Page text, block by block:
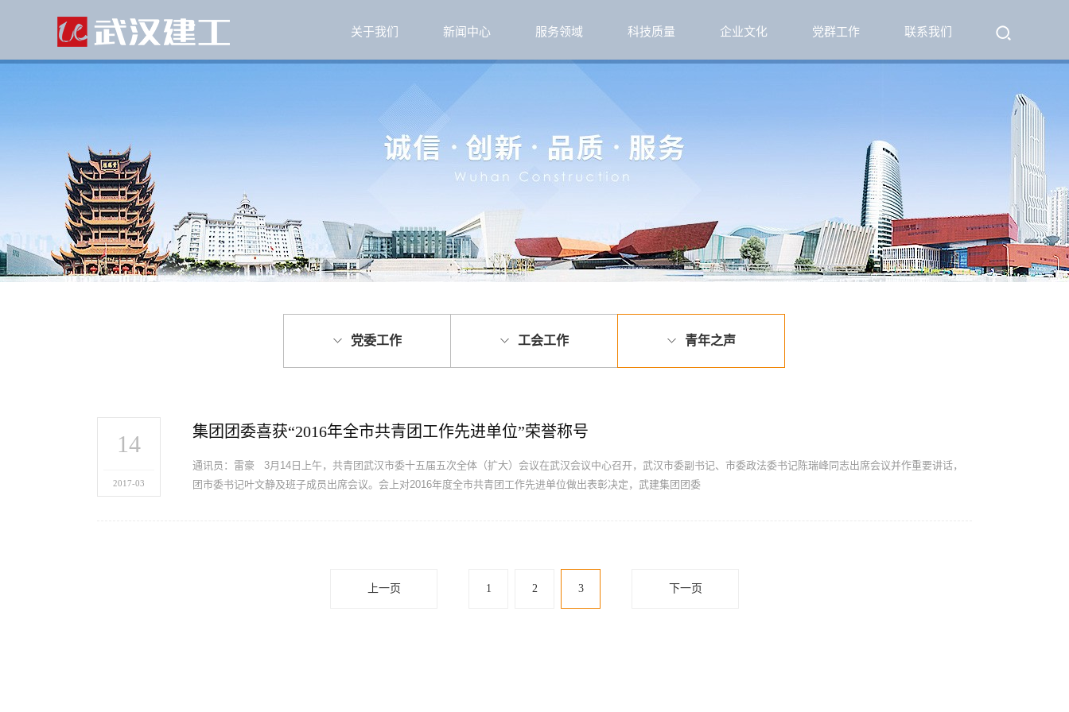
关于我们 新闻中心 服务领域 科技质量 企业文化 党群工作 联系我们
党委工作 工会工作 青年之声
14
2017-03
集团团委喜获“2016年全市共青团工作先进单位”荣誉称号
通讯员：雷豪 3月14日上午，共青团武汉市委十五届五次全体（扩大）会议在武汉会议中心召开，武汉市委副书记、市委政法委书记陈瑞峰同志出席会议并作重要讲话，
团市委书记叶文静及班子成员出席会议。会上对2016年度全市共青团工作先进单位做出表彰决定，武建集团团委
上一页 1 2 3 下一页